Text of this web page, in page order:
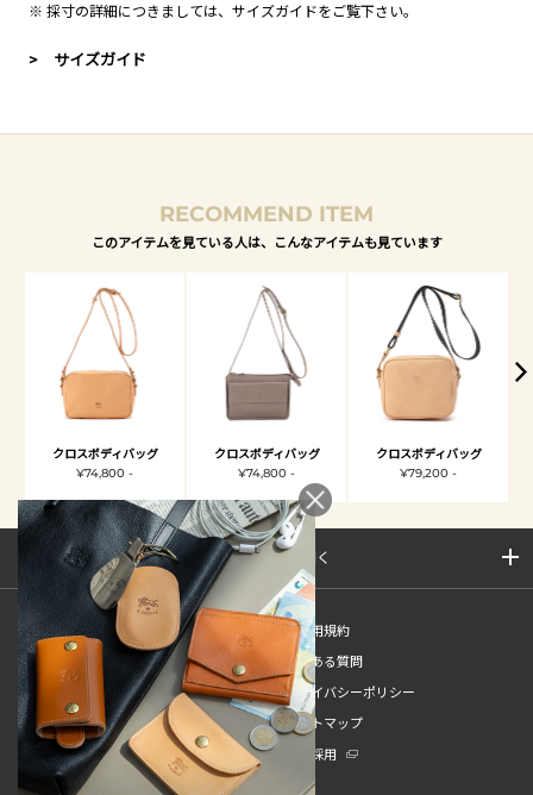
※ 採寸の詳細につきましては、 サイズガイドをご覧下さい。
> サイズガイド
RECOMMEND ITEM
このアイテムを見ている人は、こんなアイテムも見ています
クロスボディバッグ
¥74,800 -
クロスボディバッグ
¥74,800 -
クロスボディバッグ
¥79,200 -
サイトマップを開く
新規会員登録
ご利用規約
ご利用ガイド
よくある質問
特定商取引法
プライバシーポリシー
お問い合わせ
サイトマップ
販売スタッフ中途採用
新卒採用